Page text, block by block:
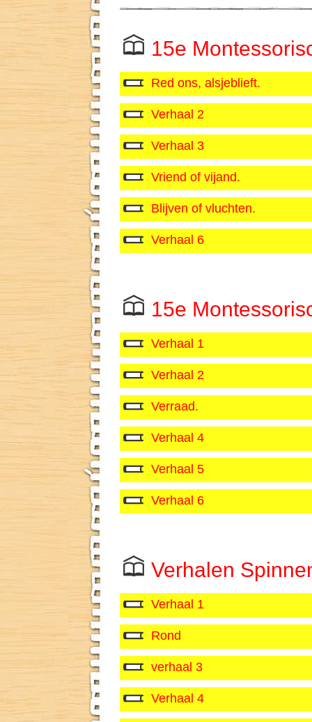
15e
Red ons, alsjeblieft.
Verhaal 2
Verhaal 3
Vriend of vijand.
Blijven of vluchten.
Verhaal 6
15e
Verhaal 1
Verhaal 2
Verraad.
Verhaal 4
Verhaal 5
Verhaal 6
Verhalen
Verhaal 1
Rond
verhaal 3
Verhaal 4